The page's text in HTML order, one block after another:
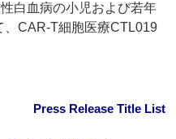
白血病の小児および若年
、CAR-T細胞医療CTL019
Press Release Title List